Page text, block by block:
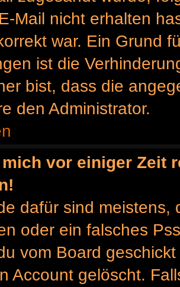
Mail nicht erhalten
war. Ein Grund
ist die
bist, dass die
den Administrator.
vor einiger Zeit
dafür sind
oder ein falsches
vom Board
Account gelöscht.